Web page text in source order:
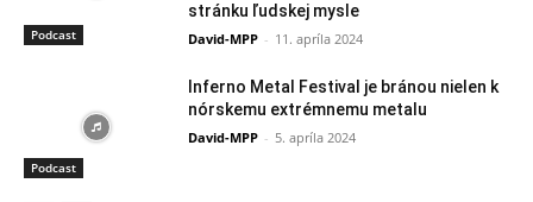
Podcast
stránku ľudskej mysle
David-MPP - 11. apríla 2024
Podcast
Inferno Metal Festival je bránou nielen k
nórskemu extrémnemu metalu
David-MPP - 5. apríla 2024